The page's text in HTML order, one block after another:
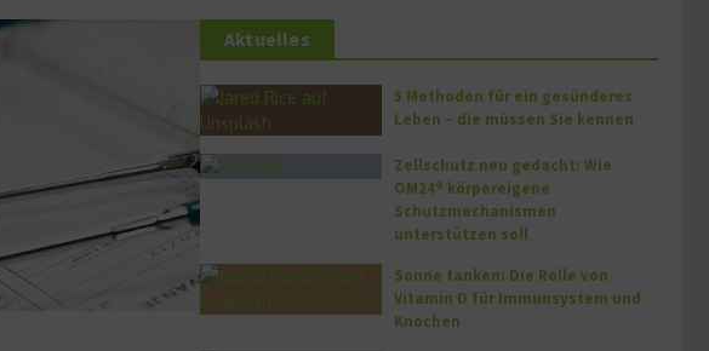
Aktuelles
5 Methoden für ein gesünderes
Leben – die müssen Sie kennen
Zellschutz neu gedacht: Wie
OM24® körpereigene
Schutzmechanismen
unterstützen soll
Sonne tanken: Die Rolle von
Vitamin D für Immunsystem und
Knochen